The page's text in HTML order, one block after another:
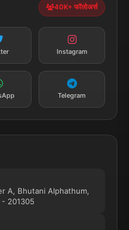
40K+ फॉलोअर्स
Instagram
Telegram
A, Bhutani Alphathum,
201305